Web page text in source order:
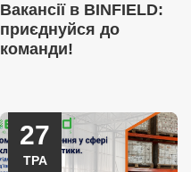
Вакансії в BINFIELD:
приєднуйся до
команди!
27
ТРА